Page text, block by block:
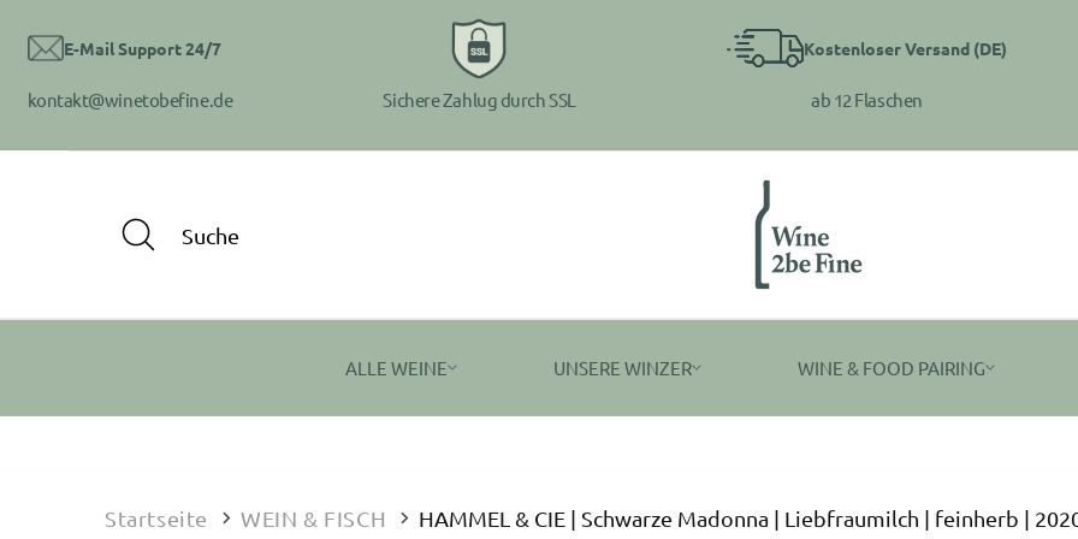
InhaltE-Mail Support 24/7
kontakt@winetobefine.de Sichere Zahlug durch SSL
Kostenloser Versand (DE)
ab 12 Flaschen
ALLE WEINE UNSERE WINZER WINE & FOOD PAIRING
Startseite WEIN & FISCH HAMMEL & CIE | Schwarze Madonna | Liebfraumilch | feinherb |